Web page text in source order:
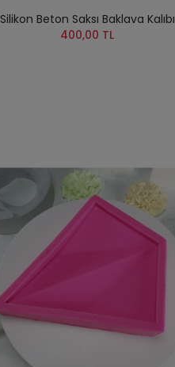
Silikon Beton Saksı Baklava Kalıbı
400,00 TL